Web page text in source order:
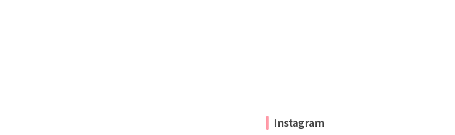
Instagram